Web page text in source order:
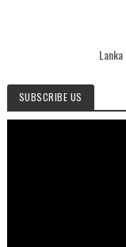
SUBSCRIBE US